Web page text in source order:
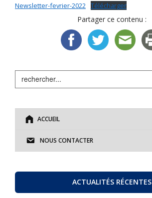
Search
ACCUEIL
NOUS CONTACTER
ACTUALITÉS RÉCENTES
Newsletter-fevrier-2022 Télécharger
Partager ce contenu :